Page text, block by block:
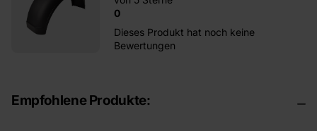
0
Dieses Produkt hat noch keine
Bewertungen
Empfohlene Produkte: